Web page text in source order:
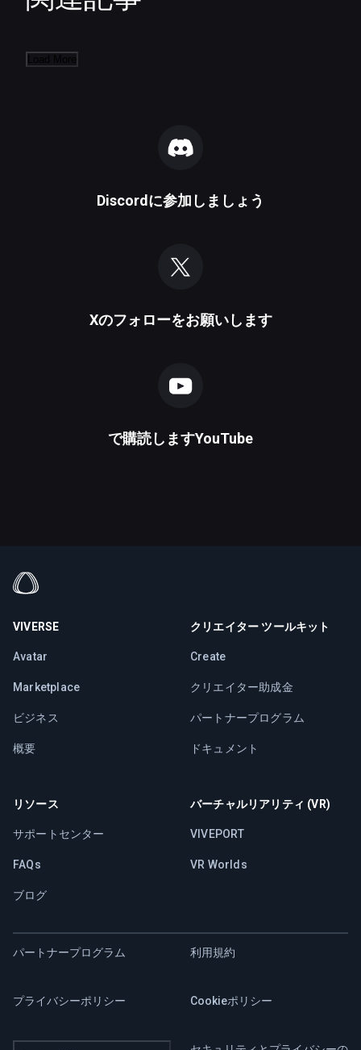
Discordに参加しましょう
Xのフォローをお願いします
で購読しますYouTube
VIVERSE
Avatar
Marketplace
ビジネス
概要
クリエイター ツールキット
Create
クリエイター助成金
パートナープログラム
ドキュメント
リソース
サポートセンター
FAQs
ブログ
バーチャルリアリティ (VR)
VIVEPORT
VR Worlds
パートナープログラム 利用規約
プライバシーポリシー Cookieポリシー